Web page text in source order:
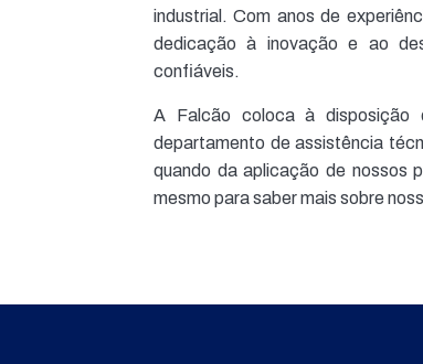
industrial. Com anos de
dedicação à inovação e ao
confiáveis.
A Falcão coloca à disposição
departamento de assistência
quando da aplicação de nossos
mesmo para saber mais sobre